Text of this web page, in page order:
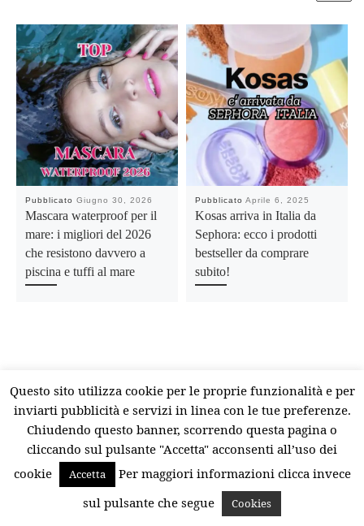
PubblicatoGiugno 30, 2026
Mascara waterproof per il
mare: i migliori del 2026
che resistono davvero a
piscina e tuffi al mare
PubblicatoAprile 6, 2025
Kosas arriva in Italia da
Sephora: ecco i prodotti
bestseller da comprare
subito!
Lascia un commento
Il tuo indirizzo email non sarà pubblicato.I campi
obbligatori sono contrassegnati*
Questo sito utilizza cookie per le proprie funzionalità e per
inviarti pubblicità e servizi in linea con le tue preferenze.
Chiudendo questo banner, scorrendo questa pagina o
cliccando sul pulsante "Accetta" acconsenti all’uso dei
cookie
Accetta
Per maggiori informazioni clicca invece
sul pulsante che segue
Cookies